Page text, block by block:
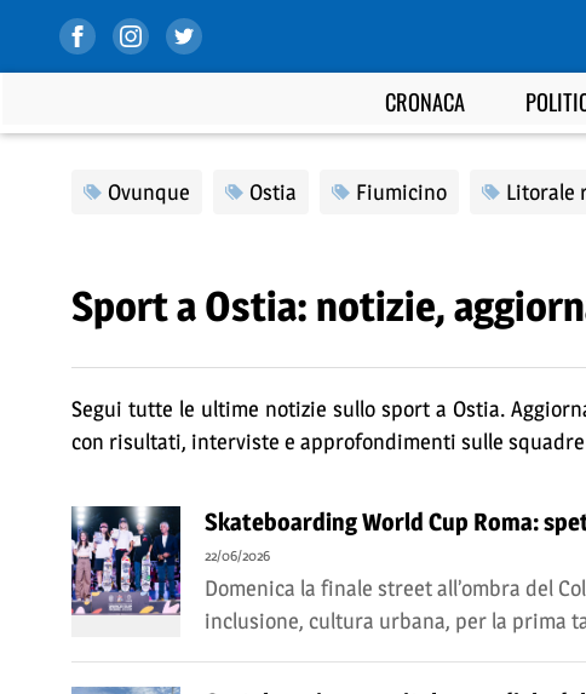
CRONACA
Ovunque Ostia Fiumicino Litorale
Sport a Ostia: notizie,
Segui tutte le ultime notizie sullo sport a Ostia.
con risultati, interviste e approfondimenti sulle
Skateboarding World Cup Roma:
22/06/2026
Domenica la finale street all’ombra del
inclusione, cultura urbana, per la prima